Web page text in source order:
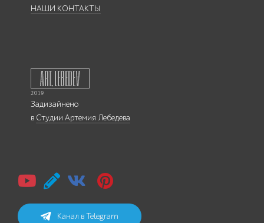
НАШИ КОНТАКТЫ
Задизайнено
в Студии Артемия Лебедева
Канал в Telegram